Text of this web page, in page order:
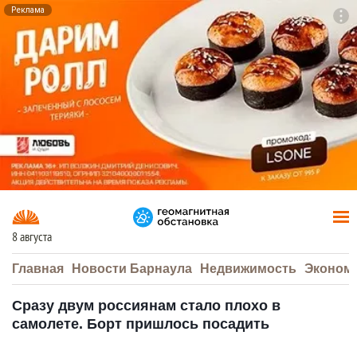
Реклама
8 августа
Главная Новости Барнаула Недвижимость
Сразу двум россиянам стало плохо в
самолете. Борт пришлось посадить